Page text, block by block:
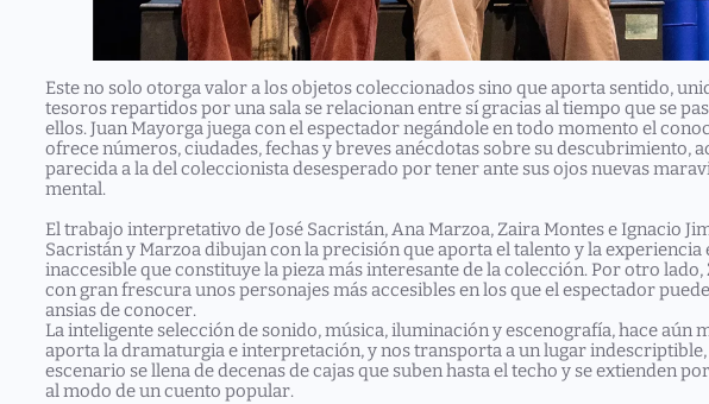
Este no solo otorga valor a los objetos coleccionados sino que aporta sentido,
tesoros repartidos por una sala se relacionan entre sí gracias al tiempo que se
ellos. Juan Mayorga juega con el espectador negándole en todo momento el
ofrece números, ciudades, fechas y breves anécdotas sobre su descubrimiento,
parecida a la del coleccionista desesperado por tener ante sus ojos nuevas
mental.
El trabajo interpretativo de José Sacristán, Ana Marzoa, Zaira Montes e Ignacio
Sacristán y Marzoa dibujan con la precisión que aporta el talento y la
inaccesible que constituye la pieza más interesante de la colección. Por otro
con gran frescura unos personajes más accesibles en los que el espectador
ansias de conocer.
La inteligente selección de sonido, música, iluminación y escenografía, hace aún
aporta la dramaturgia e interpretación, y nos transporta a un lugar
escenario se llena de decenas de cajas que suben hasta el techo y se extienden
al modo de un cuento popular.